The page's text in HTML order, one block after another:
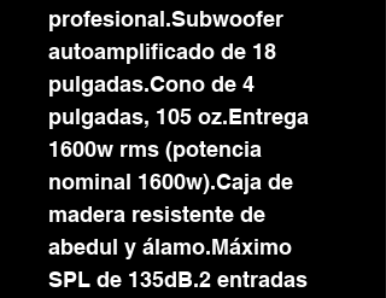
profesional.Subwoofer
autoamplificado de 18
pulgadas.Cono de 4
pulgadas, 105 oz.Entrega
1600w rms (potencia
nominal 1600w).Caja de
madera resistente de
abedul y álamo.Máximo
SPL de 135dB.2 entradas